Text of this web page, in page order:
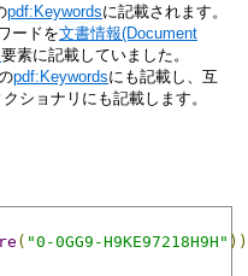
pdf:Keywordsに記載されます。
ードを文書情報(Document
要素に記載していました。
pdf:Keywordsにも記載し、互
ショナリにも記載します。
( "0-0GG9-H9KE97218H9H" ))